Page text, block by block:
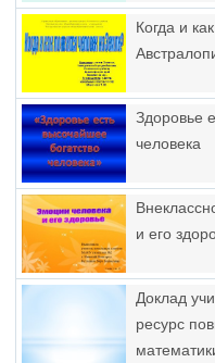
Когда и
Здоровье
человека
и его
Доклад
ресурс